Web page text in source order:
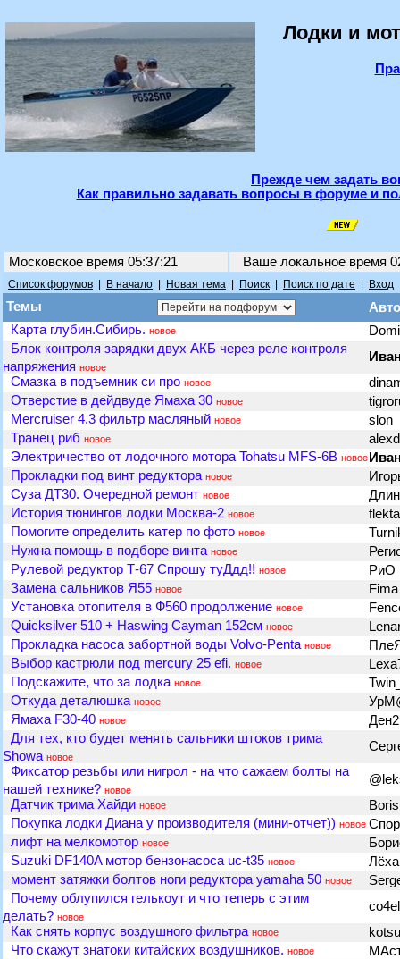
Лодки и
Прежде чем задать
Как правильно задавать вопросы в форуме и
Московское время 05:37:21 Ваше локальное время
Список форумов В начало Новая тема Поиск Поиск по дате Вход
Темы
Карта глубин.Сибирь. новое
Блок контроля зарядки двух АКБ через реле контроля
напряжения новое
Смазка в подъемник си про новое
Отверстие в дейдвуде Ямаха 30 новое
Mercruiser 4.3 фильтр масляный новое
slon
Транец риб новое
Электричество от лодочного мотора Tohatsu MFS-6B новое
Прокладки под винт редуктора новое
Суза ДТ30. Очередной ремонт новое
История тюнингов лодки Москва-2 новое
Помогите определить катер по фото новое
Нужна помощь в подборе винта новое
Рулевой редуктор Т-67 Спрошу туДдд!! новое
РиО
Замена сальников Я55 новое
Установка отопителя в Ф560 продолжение новое
Quicksilver 510 + Haswing Cayman 152см новое
Прокладка насоса забортной воды Volvo-Penta новое
Выбор кастрюли под mercury 25 efi. новое
Подскажите, что за лодка новое
Откуда деталюшка новое
Ямаха F30-40 новое
Для тех, кто будет менять сальники штоков трима
Showa новое
Фиксатор резьбы или нигрол - на что сажаем болты на
нашей технике? новое
Датчик трима Хайди новое
Покупка лодки Диана у производителя (мини-отчет)) новое
лифт на мелкомотор новое
Suzuki DF140A мотор бензонасоса uc-t35 новое
момент затяжки болтов ноги редуктора yamaha 50 новое
Почему облупился гелькоут и что теперь с этим
делать? новое
Как снять корпус воздушного фильтра новое
Что скажут знатоки китайских воздушников. новое